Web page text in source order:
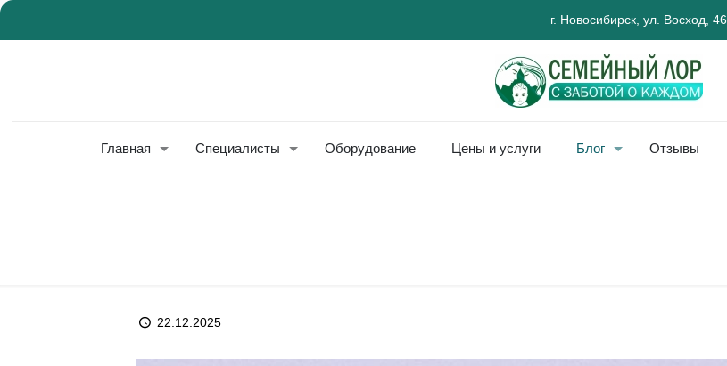
г. Новосибирск, ул. Восход, 46
Главная Специалисты Оборудование Цены и услуги Блог Отзывы
22.12.2025